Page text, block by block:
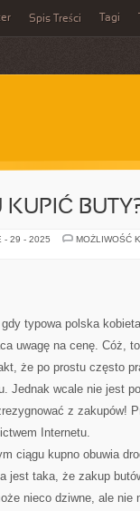
Spis Treści Tagi
KUPIĆ
- 29 - 2025
MOŻLIWOŚĆ
typowa polska
uwagę na cenę. Cóż,
że po prostu często
Jednak wcale nie jest
z zakupów!
Internetu.
ciągu kupno obuwia
jest taka, że zakup
nieco dziwne, ale nie